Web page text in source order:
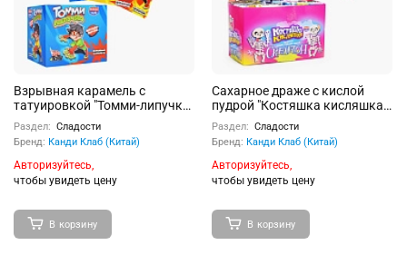
Взрывная карамель с
татуировкой "Томми-липучка"
1гр*30шт
Раздел: Сладости
Бренд: Канди Клаб (Китай)
Авторизуйтесь,
чтобы увидеть цену
В корзину
Сахарное драже с кислой
пудрой "Костяшка кисляшка
Скелетон" 6г 30шт
Раздел: Сладости
Бренд: Канди Клаб (Китай)
Авторизуйтесь,
чтобы увидеть цену
В корзину